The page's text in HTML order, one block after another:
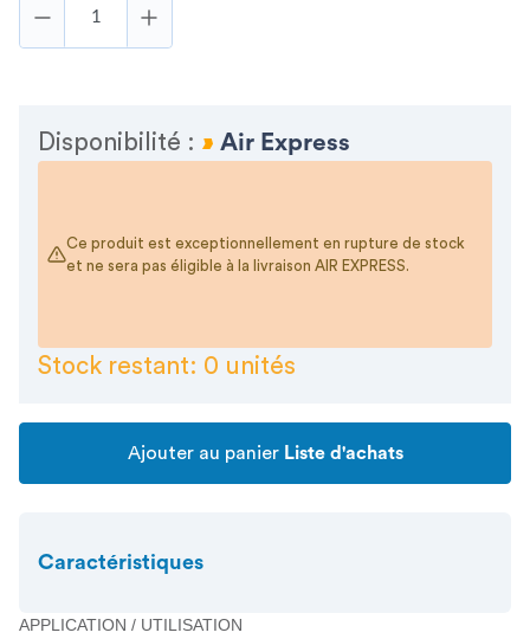
Disponibilité : Air Express
Ce produit est exceptionnellement en rupture de stock
et ne sera pas éligible à la livraison AIR EXPRESS.
Stock restant: 0 unités
Ajouter au panierListe d'achats
Caractéristiques
APPLICATION / UTILISATION